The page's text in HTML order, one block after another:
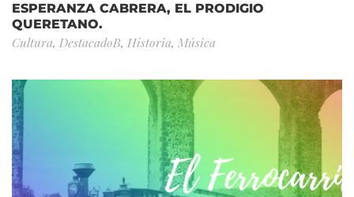
ESPERANZA CABRERA, EL PRODIGIO
QUERETANO.
Cultura, DestacadoB, Historia, Música